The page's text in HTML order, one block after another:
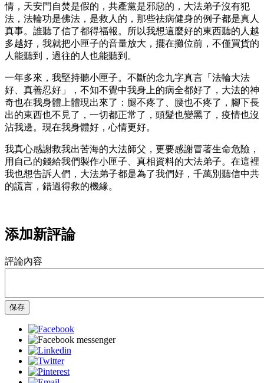
情，天安門自焚是假的，共產黨是邪惡的，大法弟子沒有犯
法，法輪功是佛法，是救人的，那些祛病健身的例子都是真人
真事。誰聽了信了都得福報。所以我想這麼好的東西聽的人越
多越好，我就把小匣子的音量放大，擺在攤位前，不僅買貨的
人能聽到，過往的人也能聽到。
一年多來，我堅持聽小匣子。不斷的念九字真言「法輪大法
好、真善忍好」，不知不覺中我身上的病全都好了，大法的神
奇也在我身體上體現出來了：腿不疼了、腰也不疼了，腳下長
出的東西也不見了，一切都正常了，頭髮也變黑了，疫情也沒
沾我邊。現在我身體好，心情更好。
我真心感謝救我出苦海的大法師父，更要感謝冒著生命危險，
用自己的錢給我們製作小匣子、真相資料的大法弟子。在這裡
我也想告訴人們，大法弟子都是為了我們好，千萬別聽信中共
的謊言，錯過得救的機緣。
添加新評論
評論內容
保存